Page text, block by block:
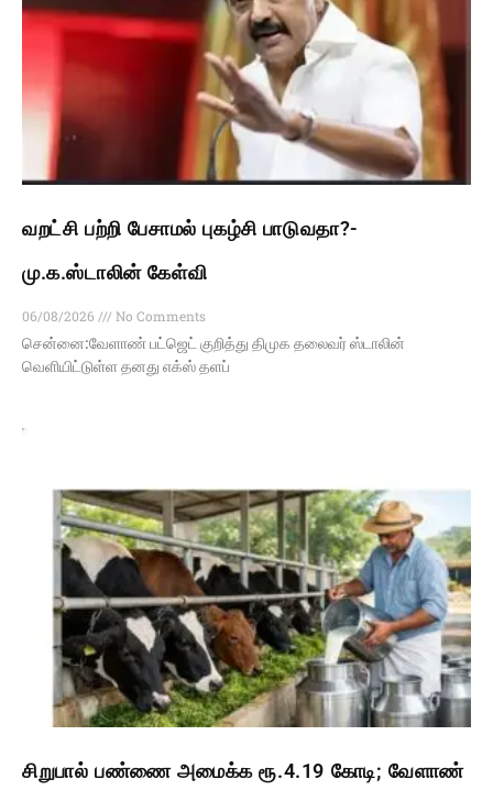
வறட்சி பற்றி பேசாமல் புகழ்சி பாடுவதா?-
மு.க.ஸ்டாலின் கேள்வி
06/08/2026
No Comments
சென்னை:வேளாண் பட்ஜெட் குறித்து திமுக தலைவர் ஸ்டாலின்
வெளியிட்டுள்ள தனது எக்ஸ் தளப்
சிறுபால் பண்ணை அமைக்க ரூ.4.19 கோடி; வேளாண்